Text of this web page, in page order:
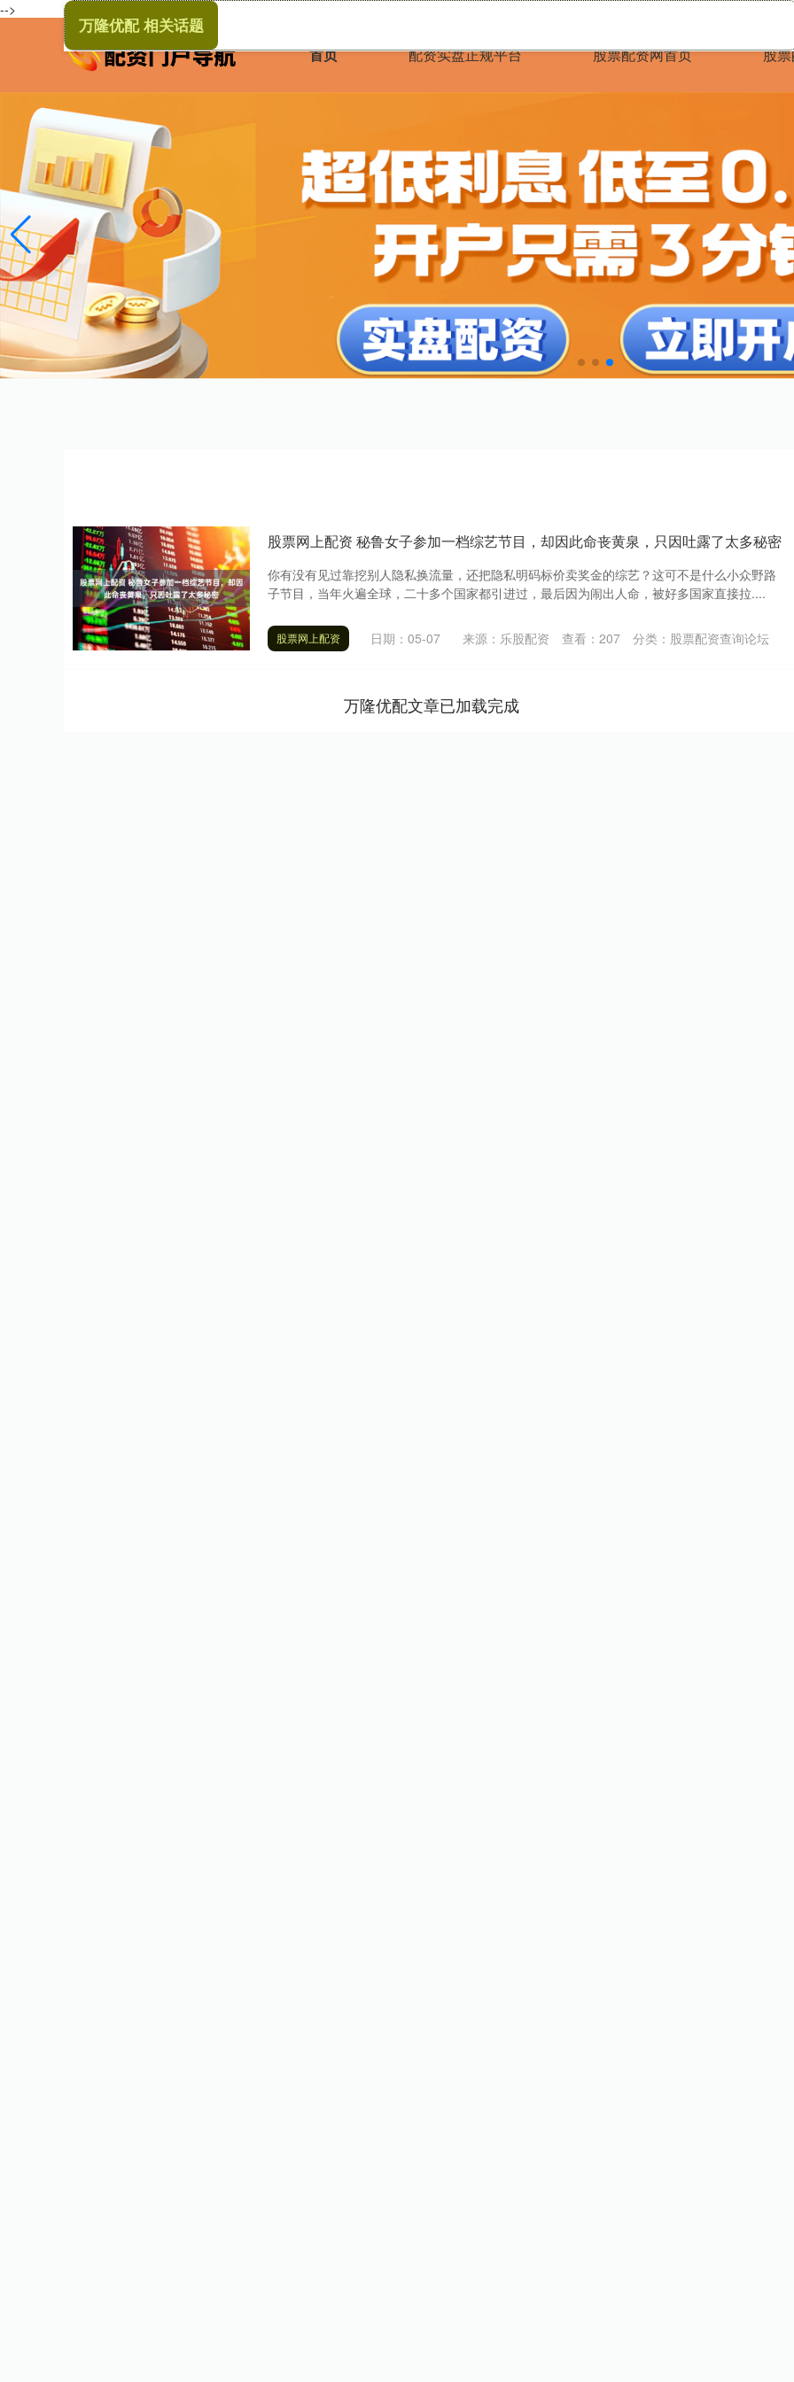
-->
首页 配资实盘正规平台 股票配资网首页 股
万隆优配 相关话题
股票网上配资 秘鲁女子参加一档综艺节目，却因此命丧黄泉，只因吐露了太多秘密
你有没有见过靠挖别人隐私换流量，还把隐私明码标价卖奖金的综艺？这可不是什么小众野路
子节目，当年火遍全球，二十多个国家都引进过，最后因为闹出人命，被好多国家直接拉....
股票网上配资 日期：05-07 来源：乐股配资 查看： 207 分类： 股票配资查询论坛
万隆优配文章已加载完成